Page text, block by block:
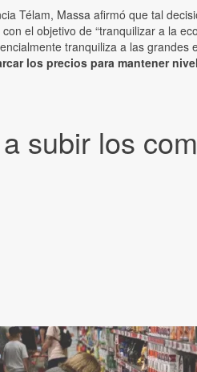
subir los
Télam, Massa afirmó que tal
el objetivo de “tranquilizar a la
tranquiliza a las grandes
los precios para mantener